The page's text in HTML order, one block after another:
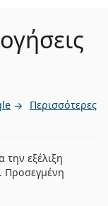
Περισσότερες
εξέλιξη
Προσεγμένη